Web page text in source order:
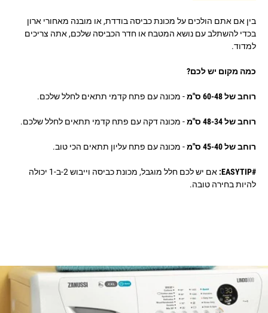
בין אם אתם הולכים על מכונת כביסה בודדת, או מובנה מאחורי ארון
בכדי להשתלב עם נושא המטבח או חדר הכביסה שלכם, אתה צריכים
למדוד.
כמה מקום יש לכם?
רוחב של 60-48 ס"מ - מכונה עם פתח קדמי תתאים לחלל שלכם.
רוחב של 48-34 ס"מ - מכונה דקה עם פתח קדמי תתאים לחלל שלכם.
רוחב של 45-40 ס"מ - מכונה עם פתח עליון תתאים הכי טוב.
#EASYTIP:
אם יש לכם חלל מוגבל, מכונת כביסה וייבוש 2-ב-1 יכולה
להיות בחירה טובה.